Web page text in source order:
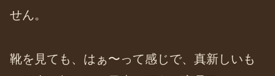
せん。
靴を見ても、はぁ〜って感じで、真新しいも